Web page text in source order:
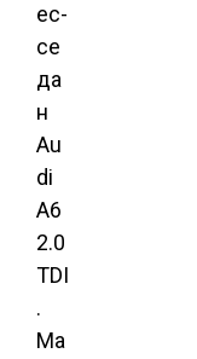
ес-
се
да
н
Au
di
A6
2.0
TDI
.
Ма